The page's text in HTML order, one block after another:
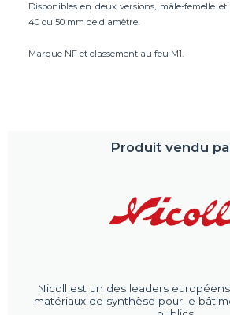
Disponibles en deux versions, mâle-femelle
40 ou 50 mm de diamètre.
Marque NF et classement au feu M1.
Produit vendu
Nicoll est un des leaders
matériaux de synthèse pour le